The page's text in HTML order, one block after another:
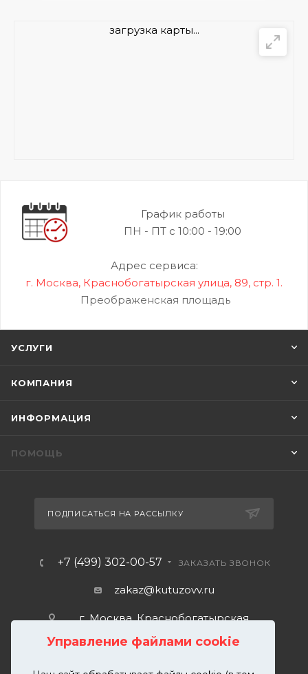
Управление файлами cookie
загрузка карты...
График работы
ПН - ПТ с 10:00 - 19:00
Адрес сервиса:
г. Москва, Краснобогатырская улица, 89, стр. 1.
Преображенская площадь
УСЛУГИ
КОМПАНИЯ
ИНФОРМАЦИЯ
ПОМОЩЬ
ПОДПИСАТЬСЯ НА РАССЫЛКУ
+7 (499) 302-00-57 ЗАКАЗАТЬ ЗВОНОК
zakaz@kutuzovv.ru
г. Москва, Краснобогатырская